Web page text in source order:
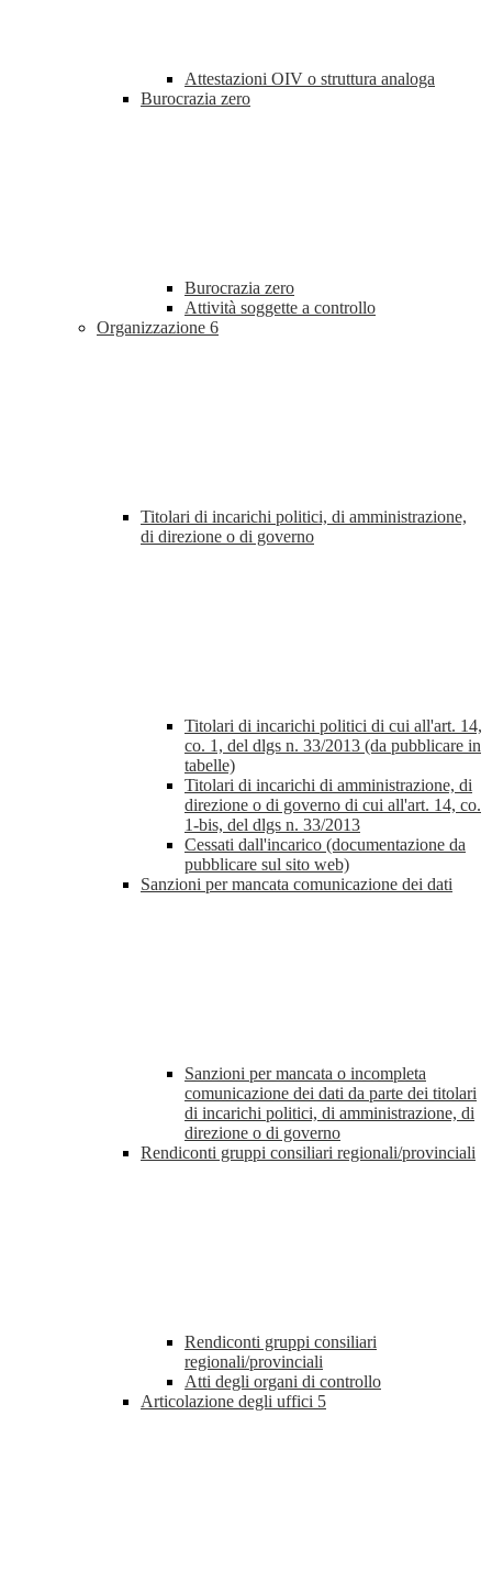
Attestazioni OIV o struttura analoga
Burocrazia zero
Burocrazia zero
Attività soggette a controllo
Organizzazione 6
Titolari di incarichi politici, di amministrazione,
di direzione o di governo
Titolari di incarichi politici di cui all'art. 14,
co. 1, del dlgs n. 33/2013 (da pubblicare in
tabelle)
Titolari di incarichi di amministrazione, di
direzione o di governo di cui all'art. 14, co.
1-bis, del dlgs n. 33/2013
Cessati dall'incarico (documentazione da
pubblicare sul sito web)
Sanzioni per mancata comunicazione dei dati
Sanzioni per mancata o incompleta
comunicazione dei dati da parte dei titolari
di incarichi politici, di amministrazione, di
direzione o di governo
Rendiconti gruppi consiliari regionali/provinciali
Rendiconti gruppi consiliari
regionali/provinciali
Atti degli organi di controllo
Articolazione degli uffici 5